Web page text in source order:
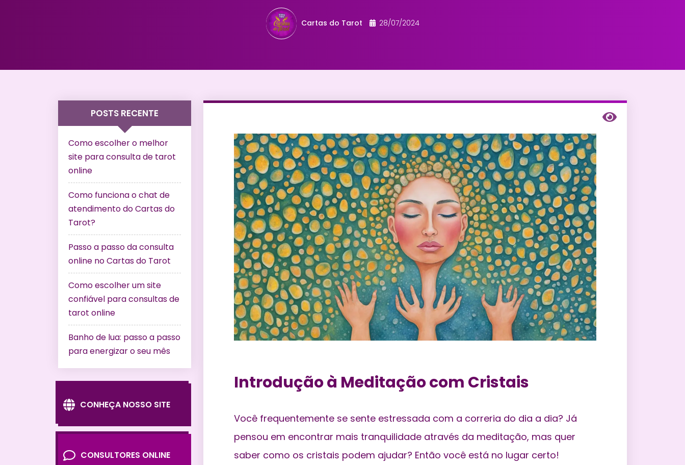
Cartas do Tarot 28/07/2024
Introdução à Meditação com Cristais
Você frequentemente se sente estressada com a correria do dia a dia? Já
pensou em encontrar mais tranquilidade através da meditação, mas quer
saber como os cristais podem ajudar? Então você está no lugar certo!
POSTS RECENTE
Como escolher o melhor
site para consulta de tarot
online
Como funciona o chat de
atendimento do Cartas do
Tarot?
Passo a passo da consulta
online no Cartas do Tarot
Como escolher um site
confiável para consultas de
tarot online
Banho de lua: passo a passo
para energizar o seu mês
CONHEÇA NOSSO SITE
CONSULTORES ONLINE